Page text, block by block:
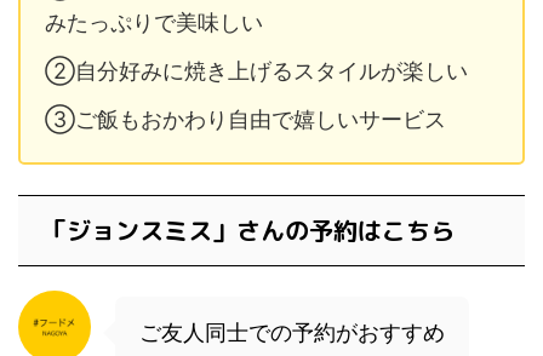
みたっぷりで美味しい
②自分好みに焼き上げるスタイルが楽しい
③ご飯もおかわり自由で嬉しいサービス
「ジョンスミス」さんの予約はこちら
ご友人同士での予約がおすすめ